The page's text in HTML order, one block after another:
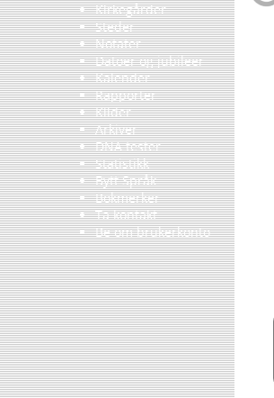
Kirkegårder
Steder
Notater
Datoer og jubileer
Kalender
Rapporter
Kilder
Arkiver
DNA tester
Statistikk
Bytt Språk
Bokmerker
Ta kontakt
Be om brukerkonto